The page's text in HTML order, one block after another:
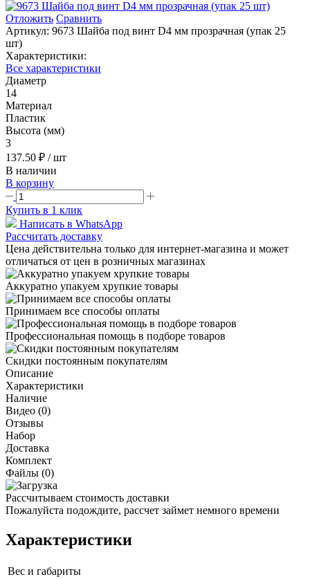
Отложить Сравнить
Артикул: 9673 Шайба под винт D4 мм прозрачная (упак 25
шт)
Характеристики:
Все характеристики
Диаметр
14
Материал
Пластик
Высота (мм)
3
137.50 ₽ / шт
В наличии
В корзину
Купить в 1 клик
Написать в WhatsApp
Рассчитать доставку
Цена действительна только для интернет-магазина и может
отличаться от цен в розничных магазинах
Аккуратно упакуем хрупкие товары
Принимаем все способы оплаты
Профессиональная помощь в подборе товаров
Скидки постоянным покупателям
Описание
Характеристики
Наличие
Видео (0)
Отзывы
Набор
Доставка
Комплект
Файлы (0)
Рассчитываем стоимость доставки
Пожалуйста подождите, рассчет займет немного времени
Характеристики
Вес и габариты